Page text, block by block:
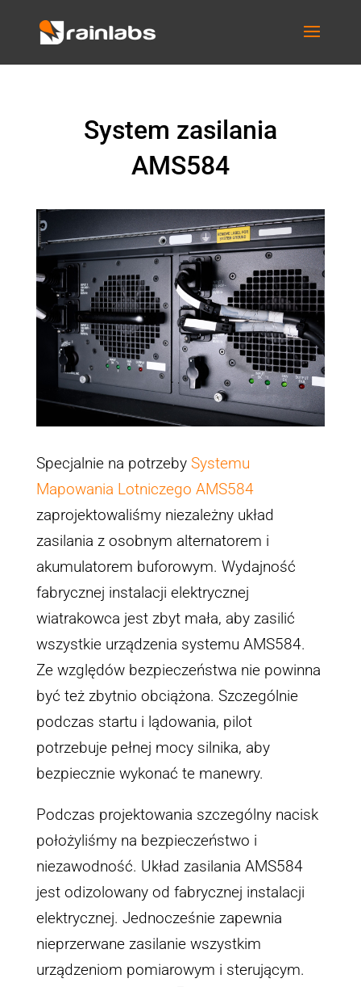
System zasilania
AMS584
Specjalnie na potrzeby Systemu
Mapowania Lotniczego AMS584
zaprojektowaliśmy niezależny układ
zasilania z osobnym alternatorem i
akumulatorem buforowym. Wydajność
fabrycznej instalacji elektrycznej
wiatrakowca jest zbyt mała, aby zasilić
wszystkie urządzenia systemu AMS584.
Ze względów bezpieczeństwa nie powinna
być też zbytnio obciążona. Szczególnie
podczas startu i lądowania, pilot
potrzebuje pełnej mocy silnika, aby
bezpiecznie wykonać te manewry.
Podczas projektowania szczególny nacisk
położyliśmy na bezpieczeństwo i
niezawodność. Układ zasilania AMS584
jest odizolowany od fabrycznej instalacji
elektrycznej. Jednocześnie zapewnia
nieprzerwane zasilanie wszystkim
urządzeniom pomiarowym i sterującym.